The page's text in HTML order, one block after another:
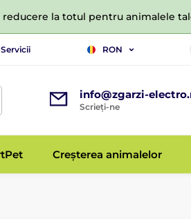
reducere la totul pentru animalele
Servicii RON
info@zgarzi-
Scrieți-ne
Creșterea animalelor